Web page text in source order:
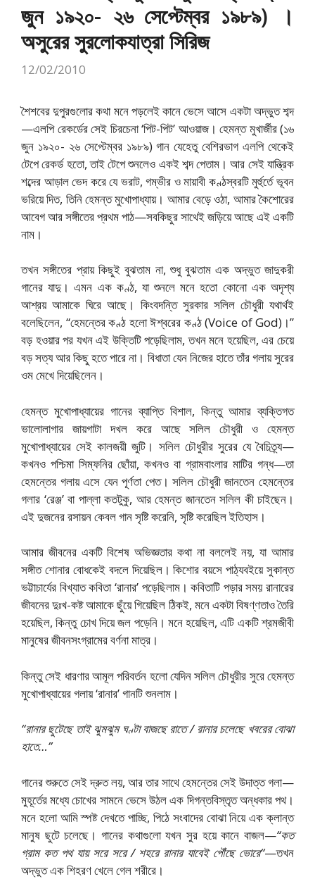
জুন ১৯২০- ২৬ সেপ্টেম্বর ১৯৮৯) ।
অসুরের সুরলোকযাত্রা সিরিজ
12/02/2010
শৈশবের দুপুরগুলোর কথা মনে পড়লেই কানে ভেসে আসে একটা অদ্ভুত শব্দ
—এলপি রেকর্ডের সেই চিরচেনা ‘পিট-পিট’ আওয়াজ। হেমন্ত মুখার্জীর (১৬
জুন ১৯২০- ২৬ সেপ্টেম্বর ১৯৮৯) গান যেহেতু বেশিরভাগ এলপি থেকেই
টেপে রেকর্ড হতো, তাই টেপে শুনলেও একই শব্দ পেতাম। আর সেই যান্ত্রিক
শব্দের আড়াল ভেদ করে যে ভরাট, গম্ভীর ও মায়াবী কণ্ঠস্বরটি মুর্হুর্তে ভূবন
ভরিয়ে দিত, তিনি হেমন্ত মুখোপাধ্যায়। আমার বেড়ে ওঠা, আমার কৈশোরের
আবেগ আর সঙ্গীতের প্রথম পাঠ—সবকিছুর সাথেই জড়িয়ে আছে এই একটি
নাম।
তখন সঙ্গীতের প্রায় কিছুই বুঝতাম না, শুধু বুঝতাম এক অদ্ভুত জাদুকরী
গানের যাদু। এমন এক কণ্ঠ, যা শুনলে মনে হতো কোনো এক অদৃশ্য
আশ্রয় আমাকে ঘিরে আছে। কিংবদন্তি সুরকার সলিল চৌধুরী যথার্থই
বলেছিলেন, “হেমন্তের কণ্ঠ হলো ঈশ্বরের কণ্ঠ (Voice of God)।”
বড় হওয়ার পর যখন এই উক্তিটি পড়েছিলাম, তখন মনে হয়েছিল, এর চেয়ে
বড় সত্য আর কিছু হতে পারে না। বিধাতা যেন নিজের হাতে তাঁর গলায় সুরের
ওম মেখে দিয়েছিলেন।
হেমন্ত মুখোপাধ্যায়ের গানের ব্যাপ্তি বিশাল, কিন্তু আমার ব্যক্তিগত
ভালোলাগার জায়গাটা দখল করে আছে সলিল চৌধুরী ও হেমন্ত
মুখোপাধ্যায়ের সেই কালজয়ী জুটি। সলিল চৌধুরীর সুরের যে বৈচিত্র্য—
কখনও পশ্চিমা সিম্ফনির ছোঁয়া, কখনও বা গ্রামবাংলার মাটির গন্ধ—তা
হেমন্তের গলায় এসে যেন পূর্ণতা পেত। সলিল চৌধুরী জানতেন হেমন্তের
গলার ‘রেঞ্জ’ বা পাল্লা কতটুকু, আর হেমন্ত জানতেন সলিল কী চাইছেন।
এই দুজনের রসায়ন কেবল গান সৃষ্টি করেনি, সৃষ্টি করেছিল ইতিহাস।
আমার জীবনের একটি বিশেষ অভিজ্ঞতার কথা না বললেই নয়, যা আমার
সঙ্গীত শোনার বোধকেই বদলে দিয়েছিল। কিশোর বয়সে পাঠ্যবইয়ে সুকান্ত
ভট্টাচার্যের বিখ্যাত কবিতা ‘রানার’ পড়েছিলাম। কবিতাটি পড়ার সময় রানারের
জীবনের দুঃখ-কষ্ট আমাকে ছুঁয়ে গিয়েছিল ঠিকই, মনে একটা বিষণ্ণতাও তৈরি
হয়েছিল, কিন্তু চোখ দিয়ে জল পড়েনি। মনে হয়েছিল, এটি একটি শ্রমজীবী
মানুষের জীবনসংগ্রামের বর্ণনা মাত্র।
কিন্তু সেই ধারণার আমূল পরিবর্তন হলো যেদিন সলিল চৌধুরীর সুরে হেমন্ত
মুখোপাধ্যায়ের গলায় ‘রানার’ গানটি শুনলাম।
“রানার ছুটেছে তাই ঝুমঝুম ঘণ্টা বাজছে রাতে/রানার চলেছে খবরের বোঝা
হাতে…”
গানের শুরুতে সেই দ্রুত লয়, আর তার সাথে হেমন্তের সেই উদাত্ত গলা—
মুহূর্তের মধ্যে চোখের সামনে ভেসে উঠল এক দিগন্তবিস্তৃত অন্ধকার পথ।
মনে হলো আমি স্পষ্ট দেখতে পাচ্ছি, পিঠে সংবাদের বোঝা নিয়ে এক ক্লান্ত
মানুষ ছুটে চলেছে। গানের কথাগুলো যখন সুর হয়ে কানে বাজল—“কত
গ্রাম কত পথ যায় সরে সরে/ শহরে রানার যাবেই পৌঁছে ভোরে“—তখন
অদ্ভুত এক শিহরণ খেলে গেল শরীরে।